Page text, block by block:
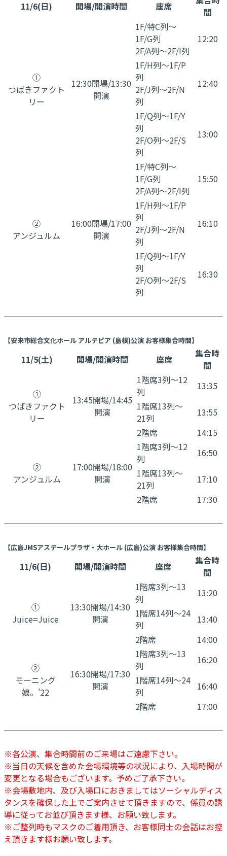
11/6(日) 開場/開演時間 座席
間
①
つばきファクト
リー
12:30開場/13:30
開演
1F/特C列～
1F/G列
2F/A列～2F/I列
12:20
1F/H列～1F/P
列
2F/J列～2F/N
列
12:40
1F/Q列～1F/Y
列
2F/O列～2F/S
列
13:00
②
アンジュルム
16:00開場/17:00
開演
1F/特C列～
1F/G列
2F/A列～2F/I列
15:50
1F/H列～1F/P
列
2F/J列～2F/N
列
16:10
1F/Q列～1F/Y
列
2F/O列～2F/S
列
16:30
【安来市総合文化ホール アルテピア (島根)公演 お客様集合時間】
11/5(土) 開場/開演時間 座席
集合時
間
①
つばきファクト
リー
13:45開場/14:45
開演
1階席3列〜12
列
13:35
1階席13列〜
21列
13:55
2階席
14:15
②
アンジュルム
17:00開場/18:00
開演
1階席3列〜12
列
16:50
1階席13列〜
21列
17:10
2階席
17:30
【広島JMSアステールプラザ・大ホール (広島)公演 お客様集合時間】
11/6(日) 開場/開演時間 座席
集合時
間
①
Juice=Juice
13:30開場/14:30
開演
1階席3列〜13
列
13:20
1階席14列〜24
列
13:40
2階席
14:00
②
モーニング
娘。'22
16:30開場/17:30
開演
1階席3列〜13
列
16:20
1階席14列〜24
列
16:40
2階席
17:00
※各公演、集合時間前のご来場はご遠慮下さい。
※当日の天候を含めた会場環境等の状況により、入場時間が
変更となる場合もございます。予めご了承下さい。
※会場敷地内、及び入場口におきましてはソーシャルディス
タンスを確保した上でご案内させて頂きますので、係員の誘
導に従ってお並び頂きます様、お願い致します。
※ご整列時もマスクのご着用頂き、お客様同士の会話はお控
え頂きます様お願い致します。